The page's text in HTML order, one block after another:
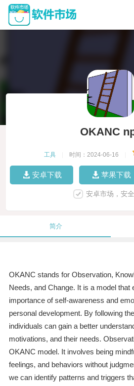
OKANC
工具 时间：2024-06-16
安卓下载 苹果下载
安卓市场，安
简介
OKANC stands for Observation,
Needs, and Change. It is a model that
importance of self-awareness and
personal development. By following
individuals can gain a better
motivations, and their needs.
OKANC model. It involves being
feelings, and behaviors without
we can identify patterns and triggers